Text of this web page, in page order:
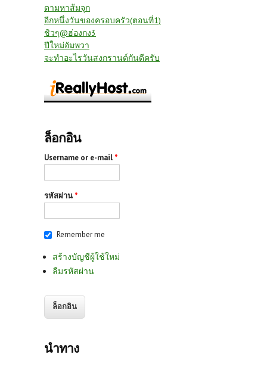
ตามหาส้มจุก
อีกหนึ่งวันของครอบครัว(ตอนที่1)
ชิวๆ@ฮ่องกง3
ปีใหม่อัมพวา
จะทำอะไรวันสงกรานต์กันดีครับ
ล็อกอิน
Username or e-mail *
รหัสผ่าน *
Remember me
สร้างบัญชีผู้ใช้ใหม่
ลืมรหัสผ่าน
นำทาง